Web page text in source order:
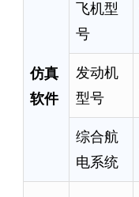
仿真
软件
飞机型
号
发动机
型号
综合航
电系统